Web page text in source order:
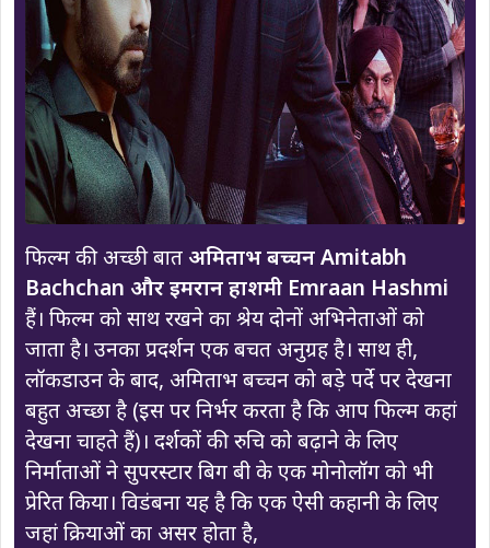
फिल्म की अच्छी बात अमिताभ बच्चन Amitabh
Bachchan और इमरान हाशमी Emraan Hashmi
हैं। फिल्म को साथ रखने का श्रेय दोनों अभिनेताओं को
जाता है। उनका प्रदर्शन एक बचत अनुग्रह है। साथ ही,
लॉकडाउन के बाद, अमिताभ बच्चन को बड़े पर्दे पर देखना
बहुत अच्छा है (इस पर निर्भर करता है कि आप फिल्म कहां
देखना चाहते हैं)। दर्शकों की रुचि को बढ़ाने के लिए
निर्माताओं ने सुपरस्टार बिग बी के एक मोनोलॉग को भी
प्रेरित किया। विडंबना यह है कि एक ऐसी कहानी के लिए
जहां क्रियाओं का असर होता है,